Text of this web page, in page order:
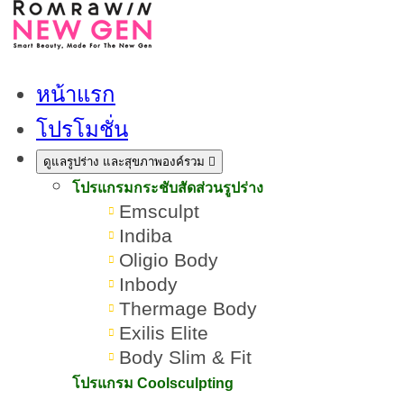
หน้าแรก
โปรโมชั่น
ดูแลรูปร่าง และสุขภาพองค์รวม
โปรแกรมกระชับสัดส่วนรูปร่าง
Emsculpt
Indiba
Oligio Body
Inbody
Thermage Body
Exilis Elite
Body Slim & Fit
โปรแกรม Coolsculpting
บทความโปรแกรมฟิลเลอร์ปรับ